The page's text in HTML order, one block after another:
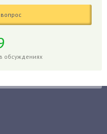
обсуждениях